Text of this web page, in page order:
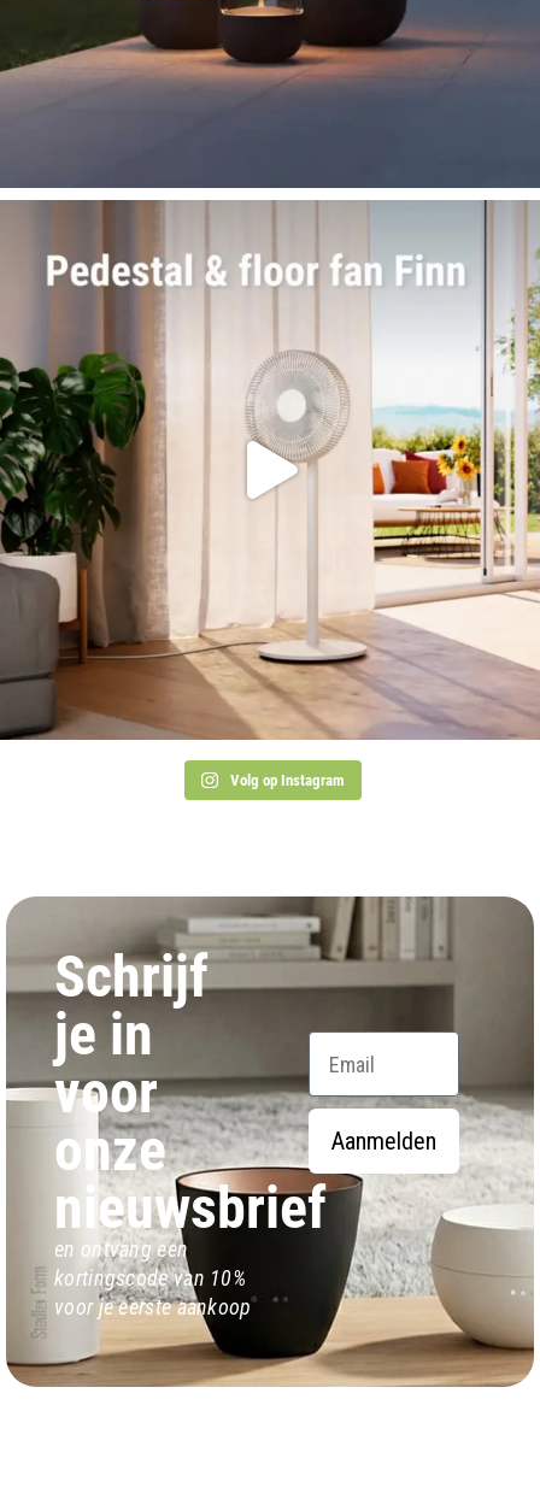
Volg op Instagram
Schrijf
je in
voor
onze
nieuwsbrief
en ontvang een
kortingscode van 10%
voor je eerste aankoop
Email
Aanmelden